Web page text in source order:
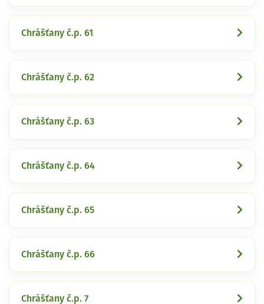
Chrášťany č.p. 61
Chrášťany č.p. 62
Chrášťany č.p. 63
Chrášťany č.p. 64
Chrášťany č.p. 65
Chrášťany č.p. 66
Chrášťany č.p. 7